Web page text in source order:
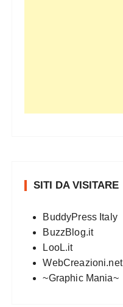
SITI DA VISITARE
BuddyPress Italy
BuzzBlog.it
LooL.it
WebCreazioni.net
~Graphic Mania~